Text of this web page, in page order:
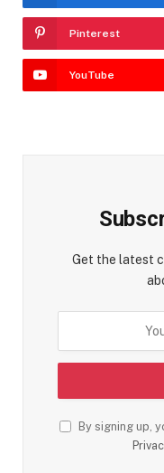
Pinterest
YouTube
Get the latest
By signing up,